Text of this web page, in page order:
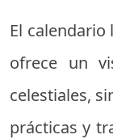
El
ofrece un
celestiales,
prácticas y